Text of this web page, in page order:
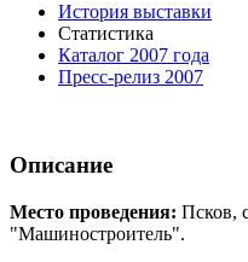
История выставки
Статистика
Каталог 2007 года
Пресс-релиз 2007
Описание
Место проведения: Псков,
"Машиностроитель".